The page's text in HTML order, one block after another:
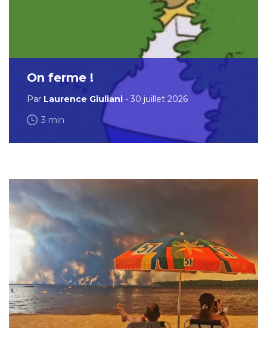
On ferme !
Par Laurence Giuliani - 30 juillet 2026
3 min